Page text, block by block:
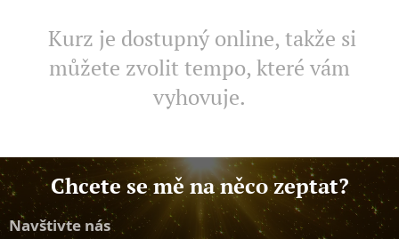
Kurz je dostupný online, takže si
můžete zvolit tempo, které vám
vyhovuje.
Chcete se mě na něco zeptat?
Navštivte nás